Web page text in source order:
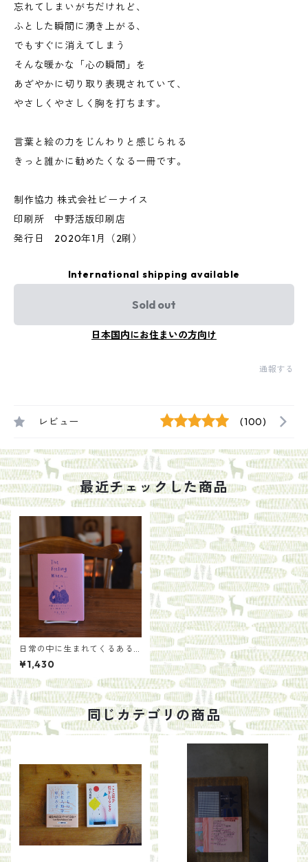
忘れてしまいがちだけれど、
ふとした瞬間に湧き上がる、
でもすぐに消えてしまう
そんな暖かな「心の瞬間」を
あざやかに切り取り表現されていて、
やさしくやさしく胸を打ちます。
言葉と絵の力をじんわりと感じられる
きっと誰かに勧めたくなる一冊です。
制作協力 株式会社ビーナイス
印刷所 中野活版印刷店
発行日 2020年1月（2刷）
International shipping available
Sold out
日本国内にお住まいの方向け
通報する
レビュー (100)
最近チェックした商品
日常の中に生まれてくるある
瞬間について
¥1,430
同じカテゴリの商品